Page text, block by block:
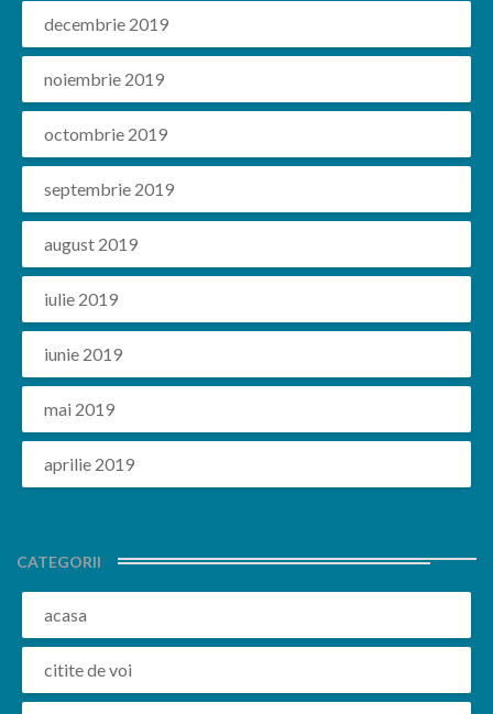
decembrie 2019
noiembrie 2019
octombrie 2019
septembrie 2019
august 2019
iulie 2019
iunie 2019
mai 2019
aprilie 2019
CATEGORII
acasa
citite de voi